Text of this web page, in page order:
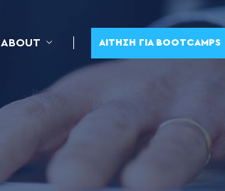
ABOUT ΑΊΤΗΣΗ ΓΙΑ BOOTCAMPS